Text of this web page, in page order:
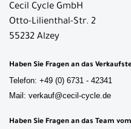
Cecil Cycle GmbH
Otto-Lilienthal-Str. 2
55232 Alzey
Haben Sie Fragen an das
Telefon: +49 (0) 6731 - 42341
Mail: verkauf@cecil-cycle.de
Haben Sie Fragen an das Team